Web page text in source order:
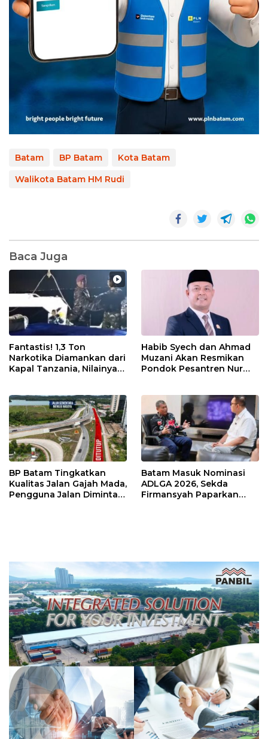
Batam BP Batam
Kota Batam
Walikota Batam HM Rudi
Baca Juga
Fantastis! 1,3 Ton
Narkotika Diamankan dari
Kapal Tanzania, Nilainya
Habib Syech dan Ahmad
Muzani Akan Resmikan
Pondok Pesantren Nur
BP Batam Tingkatkan
Kualitas Jalan Gajah Mada,
Pengguna Jalan Diminta
Batam Masuk Nominasi
ADLGA 2026, Sekda
Firmansyah Paparkan